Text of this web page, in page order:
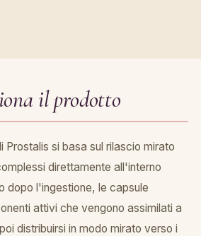
il prodotto
Prostalis si basa sul rilascio mirato
direttamente all'interno
dopo l'ingestione, le capsule
attivi che vengono assimilati a
distribuirsi in modo mirato verso i